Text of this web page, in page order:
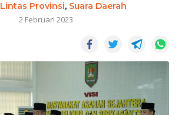
Lintas Provinsi, Suara Daerah
2 Februari 2023